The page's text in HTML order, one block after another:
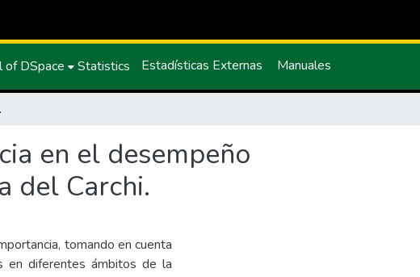
of DSpace Statistics Estadísticas Externas Manuales
del Carchi.
en el desempeño
del Carchi.
tomando en cuenta
en diferentes ámbitos de la